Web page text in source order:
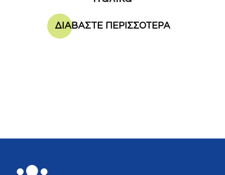
ΔΙΑΒΑΣΤΕ ΠΕΡΙΣΣΟΤΕΡΑ